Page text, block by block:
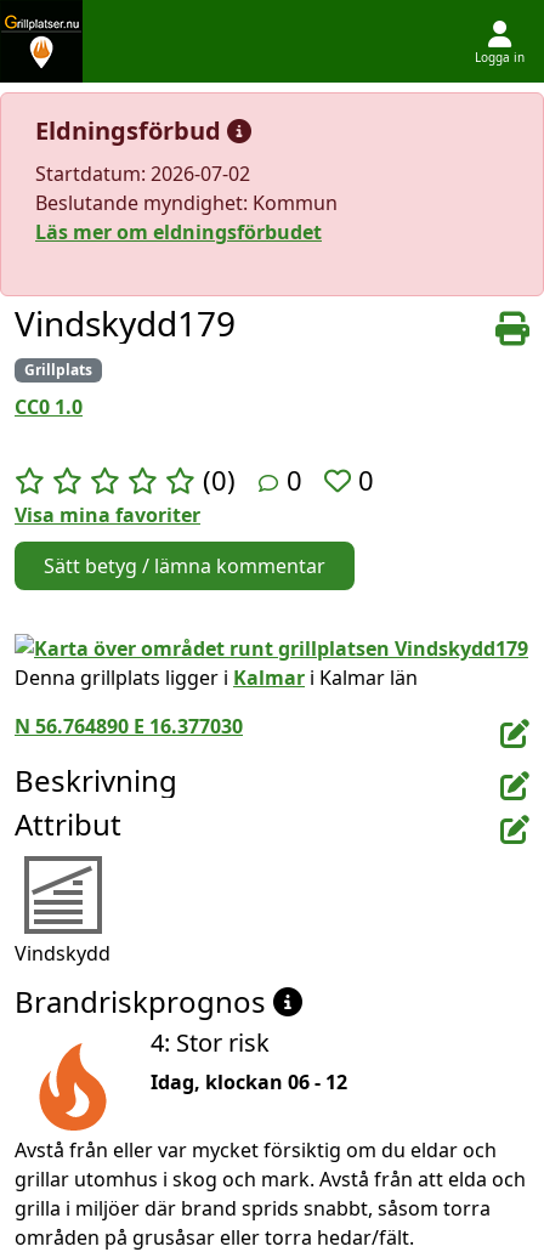
Hoppa till innehållet
Logga in
Eldningsförbud
Startdatum: 2026-07-02
Beslutande myndighet: Kommun
Läs mer om eldningsförbudet
Vindskydd179
Grillplats
CC0 1.0
(0) 0 0
Visa mina favoriter
Sätt betyg / lämna kommentar
Denna grillplats ligger i Kalmar i Kalmar län
N 56.764890 E 16.377030
Beskrivning
Attribut
Vindskydd
Brandriskprognos
4: Stor risk
Idag, klockan 06 - 12
Avstå från eller var mycket försiktig om du eldar och
grillar utomhus i skog och mark. Avstå från att elda och
grilla i miljöer där brand sprids snabbt, såsom torra
områden på grusåsar eller torra hedar/fält.